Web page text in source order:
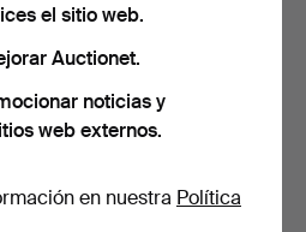
ennuestro archivo de
el sitio web.
Auctionet.
noticias y
web externos.
en nuestra Política